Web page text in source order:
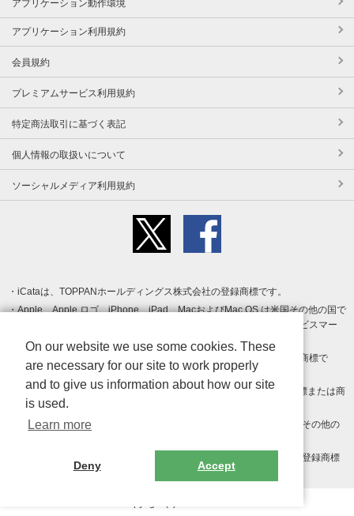
アプリケーション動作環境
アプリケーション利用規約
会員規約
プレミアムサービス利用規約
特定商法取引に基づく表記
個人情報の取扱いについて
ソーシャルメディア利用規約
iCataは、TOPPANホールディングス株式会社の登録商標です。
Apple、Apple ロゴ、iPhone、iPad、MacおよびMac OS は米国その他の国で
登録された Apple Inc. の商標です。App Store は Apple Inc. のサービスマー
クです。
Android、Google Play および Google Play ロゴ は Google LLC の商標で
す。
Windows は Microsoft Inc.の米国およびその他の国における登録商標または商
標です。
Adobe、Adobe Reader、Adobe PDF は、Adobe Inc.の米国およびその他の
その他、記載されている会社名、商品名、ロゴは各社の商標または登録商標
On our website we use some cookies. These
are necessary for our site to work properly
and to give us information about how our site
is used.
Learn more
Deny Accept